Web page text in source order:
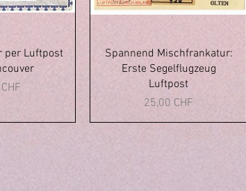
per Luftpost
Vista rapida
Spannend Mischfrankatur:
Erste Segelflugzeug
Luftpost
Prezzo
25,00 CHF